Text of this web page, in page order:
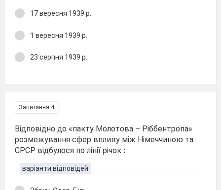
17 вересня 1939 р.
1 вересня 1939 р.
23 серпня 1939 р.
Запитання 4
Відповідно до «пакту Молотова – Ріббентропа»
розмежування сфер впливу між Німеччиною та
СРСР відбулося по лінії річок :
варіанти відповідей